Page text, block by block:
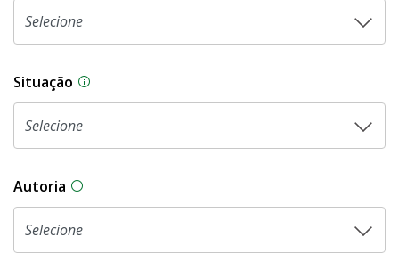
Situação Na CLDF, as proposições legislativas
Autoria As proposições legislativas na CLDF podem